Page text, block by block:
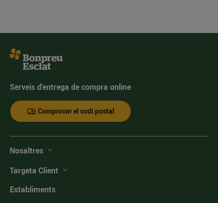
Serveis d'entrega de compra online
Comprovar el codi postal
Nosaltres
Targeta Client
Establiments